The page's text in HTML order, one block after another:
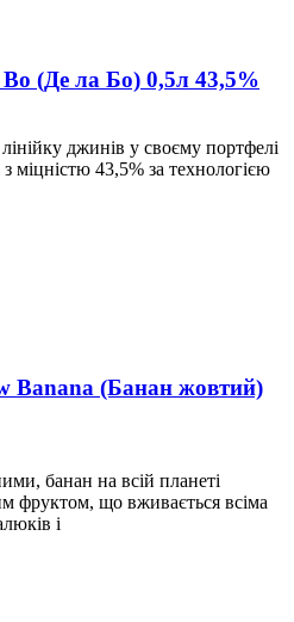
(Де ла Бо) 0,5л 43,5%
джинів у своєму портфелі
43,5% за технологією
Banana (Банан жовтий)
банан на всій планеті
фруктом, що вживається всіма
і